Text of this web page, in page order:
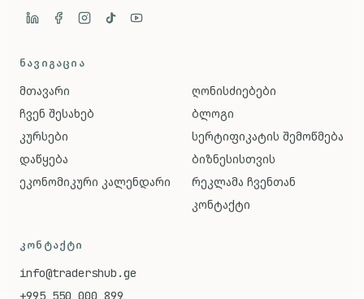
ᲜᲐᲕᲘᲒᲐᲪᲘᲐ
მთავარი
ჩვენ შესახებ
კურსები
დაწყება
ეკონომიკური კალენდარი
ღონისძიებები
ბლოგი
სერტიფიკატის შემოწმება
ბიზნესისთვის
რეკლამა ჩვენთან
კონტაქტი
ᲙᲝᲜᲢᲐᲥᲢᲘ
info@tradershub.ge
+995 550 000 899